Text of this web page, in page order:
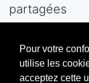
Pour votre
utilise les
acceptez cette
partagées
Contactez-
vite...